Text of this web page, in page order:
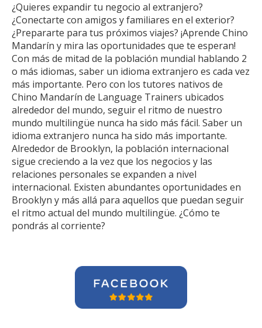
¿Quieres expandir tu negocio al extranjero?
¿Conectarte con amigos y familiares en el exterior?
¿Prepararte para tus próximos viajes? ¡Aprende Chino
Mandarín y mira las oportunidades que te esperan!
Con más de mitad de la población mundial hablando 2
o más idiomas, saber un idioma extranjero es cada vez
más importante. Pero con los tutores nativos de
Chino Mandarín de Language Trainers ubicados
alrededor del mundo, seguir el ritmo de nuestro
mundo multilingüe nunca ha sido más fácil. Saber un
idioma extranjero nunca ha sido más importante.
Alrededor de Brooklyn, la población internacional
sigue creciendo a la vez que los negocios y las
relaciones personales se expanden a nivel
internacional. Existen abundantes oportunidades en
Brooklyn y más allá para aquellos que puedan seguir
el ritmo actual del mundo multilingüe. ¿Cómo te
pondrás al corriente?